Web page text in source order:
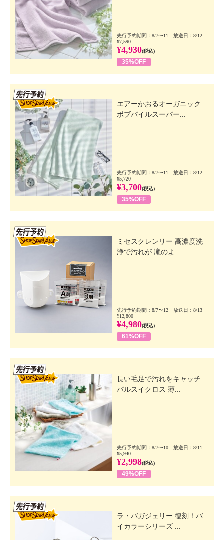
先行予約期間：8/7〜11 放送日：8/12
¥7,590
¥4,930(税込)
35%OFF
エアーかおるオーガニック
ボブパイルスーパー...
先行予約期間：8/7〜11 放送日：8/12
¥5,720
¥3,700(税込)
35%OFF
ミセスクレンリー 高濃度洗
浄で汚れが 滝のよ...
先行予約期間：8/7〜12 放送日：8/13
¥12,800
¥4,980(税込)
61%OFF
長い毛足で汚れをキャッチ
パルスイクロス 薄...
先行予約期間：8/7〜10 放送日：8/11
¥5,940
¥2,998(税込)
49%OFF
ラ・バガジェリー 復刻！バ
イカラーシリーズ ...